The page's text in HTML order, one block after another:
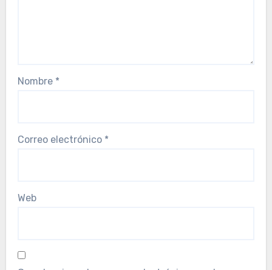
Nombre *
Correo electrónico *
Web